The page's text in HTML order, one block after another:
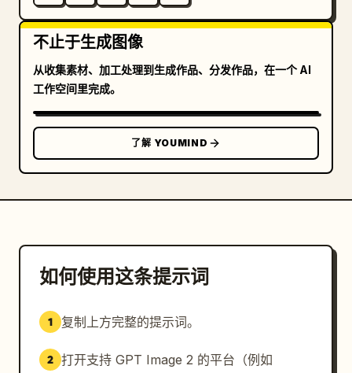
不止于生成图像
从收集素材、加工处理到生成作品、分发作品，在一个 AI
工作空间里完成。
了解 YOUMIND
如何使用这条提示词
1 复制上方完整的提示词。
2 打开支持 GPT Image 2 的平台（例如